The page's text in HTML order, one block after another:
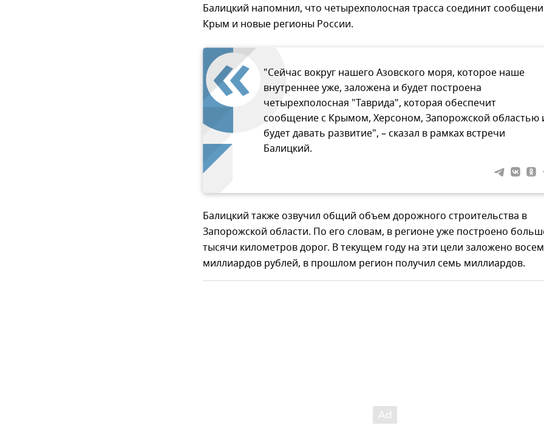
Балицкий напомнил, что четырехполосная трасса соединит
Крым и новые регионы России.
"Сейчас вокруг нашего Азовского моря, которое наше
внутреннее уже, заложена и будет построена
четырехполосная "Таврида", которая обеспечит
сообщение с Крымом, Херсоном, Запорожской областью
будет давать развитие", – сказал в рамках встречи
Балицкий.
Балицкий также озвучил общий объем дорожного строительства в
Запорожской области. По его словам, в регионе уже построено
тысячи километров дорог. В текущем году на эти цели заложено
миллиардов рублей, в прошлом регион получил семь миллиардов.